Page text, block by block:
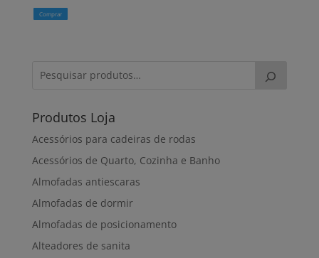
Comprar
Produtos Loja
Acessórios para cadeiras de rodas
Acessórios de Quarto, Cozinha e Banho
Almofadas antiescaras
Almofadas de dormir
Almofadas de posicionamento
Alteadores de sanita